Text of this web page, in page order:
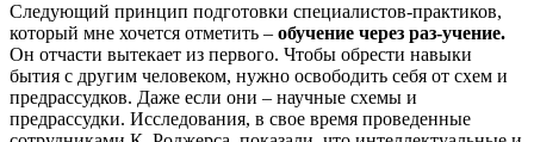
Следующий принцип подготовки специалистов-практиков,
который мне хочется отметить – обучение через раз-учение.
Он отчасти вытекает из первого. Чтобы обрести навыки
бытия с другим человеком, нужно освободить себя от схем и
предрассудков. Даже если они – научные схемы и
предрассудки. Исследования, в свое время проведенные